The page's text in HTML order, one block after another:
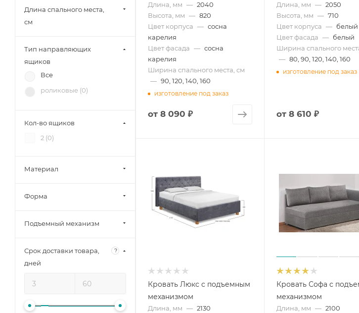
Длина, мм — 2040
Высота, мм — 820
Цвет корпуса — сосна
карелия
Цвет фасада — сосна
карелия
Ширина спального места, см
— 90, 120, 140, 160
изготовление под заказ
от 8 090 ₽
Длина, мм — 2050
Высота, мм — 710
Цвет корпуса — белый
Цвет фасада — белый
Ширина спального
— 80, 90, 120, 140, 160
изготовление под заказ
от 8 610 ₽
Кровать Люкс с подъемным
механизмом
Длина, мм — 2130
Кровать Софа с
механизмом
Длина, мм — 2100
12 стульев (7)
Зарон (
Петровская мебель (
Длина спального места,
см
Тип направляющих
ящиков
Все
роликовые (0)
Кол-во ящиков
2 (0)
Материал
Форма
Подъемный механизм
Срок доставки товара,
дней
?